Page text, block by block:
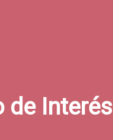
de Interés